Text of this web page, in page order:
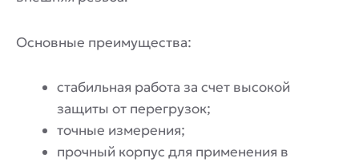
Основные преимущества:
стабильная работа за счет высокой
защиты от перегрузок;
точные измерения;
прочный корпус для применения в